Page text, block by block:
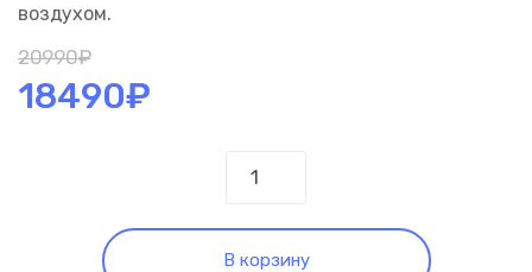
воздухом.
20990₽
18490₽
беспроводной
моющий
В корзину